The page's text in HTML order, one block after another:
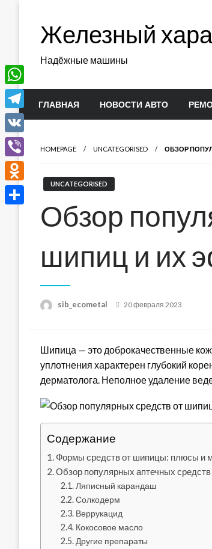
содержимомуЖелезный
Надёжные машины
ГЛАВНАЯ НОВОСТИ АВТО
HOMEPAGE UNCATEGORISED ОБЗОР
UNCATEGORISED
Обзор
шипиц и их
sib_ecometal
Posted
20 февраля 2023
Шипица — это доброкачественные
уплотнения характерен глубокий
дерматолога. Неполное удаление
Содержание
Формы средств от шипицы: плюсы и
Обзор популярных аптечных
Ляписный карандаш
Солкодерм
Веррукацид
Кокосовое масло
Другие препараты
WhatsApp
Telegram
VK
Viber
Odnoklassniki
Отправить